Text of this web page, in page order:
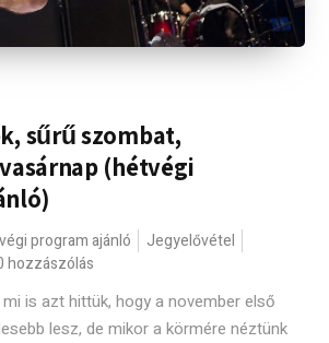
sűrű szombat,
(hétvégi
program ajánló
Jegyelővétel
hozzászólás
is azt hittük, hogy a november első
lesz, de mikor a körmére néztünk